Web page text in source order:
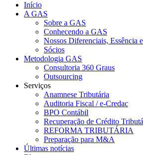
Início
A GAS
Sobre a GAS
Conhecendo a GAS
Nossos Diferenciais, Essência
Sócios
Metodologia GAS
Consultoria 360 Graus
Outsourcing
Serviços
Anamnese Tributária
Auditoria Fiscal / e-Credac
BPO Contábil
Recuperação de Crédito
REFORMA TRIBUTÁRIA
Preparação para M&A
Últimas notícias